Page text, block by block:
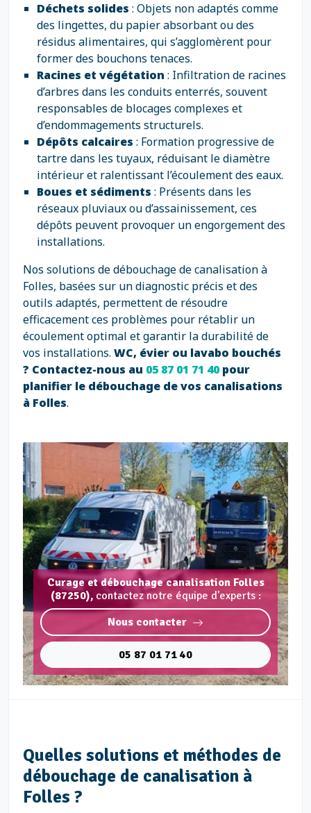
Déchets solides : Objets non adaptés comme
des lingettes, du papier absorbant ou des
résidus alimentaires, qui s’agglomèrent pour
former des bouchons tenaces.
Racines et végétation : Infiltration de racines
d’arbres dans les conduits enterrés, souvent
responsables de blocages complexes et
d’endommagements structurels.
Dépôts calcaires : Formation progressive de
tartre dans les tuyaux, réduisant le diamètre
intérieur et ralentissant l’écoulement des eaux.
Boues et sédiments : Présents dans les
réseaux pluviaux ou d’assainissement, ces
dépôts peuvent provoquer un engorgement des
installations.
Nos solutions de débouchage de canalisation à
Folles, basées sur un diagnostic précis et des
outils adaptés, permettent de résoudre
efficacement ces problèmes pour rétablir un
écoulement optimal et garantir la durabilité de
vos installations. WC, évier ou lavabo bouchés
? Contactez-nous au 05 87 01 71 40pour
planifier le débouchage de vos canalisations
à Folles.
Curage et débouchage canalisation Folles
(87250), contactez notre équipe d'experts :
Nous contacter
05 87 01 71 40
Quelles solutions et méthodes de
débouchage de canalisation à
Folles ?